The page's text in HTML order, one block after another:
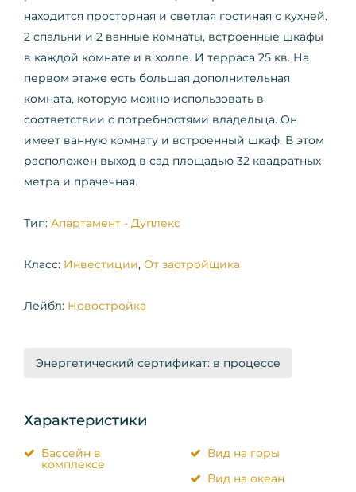
находится просторная и светлая гостиная с кухней.
2 спальни и 2 ванные комнаты, встроенные шкафы
в каждой комнате и в холле. И терраса 25 кв. На
первом этаже есть большая дополнительная
комната, которую можно использовать в
соответствии с потребностями владельца. Он
имеет ванную комнату и встроенный шкаф. В этом
расположен выход в сад площадью 32 квадратных
метра и прачечная.
Тип: Апартамент - Дуплекс
Класс: Инвестиции, От застройщика
Лейбл: Новостройка
Энергетический сертификат: в процессе
Характеристики
Бассейн в
комплексе
Вид на горы
Вид на океан